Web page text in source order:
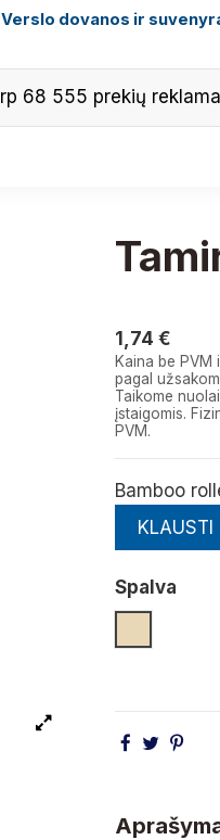
Verslo dovanos ir
1,74 €
Kaina be
pagal
Taikome
įstaigomis.
PVM.
Bamboo
KLAUSTI
Spalva